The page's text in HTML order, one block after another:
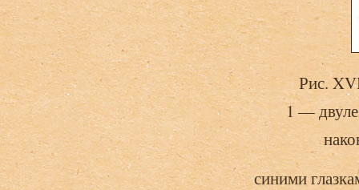
Рис.
1 —
синими